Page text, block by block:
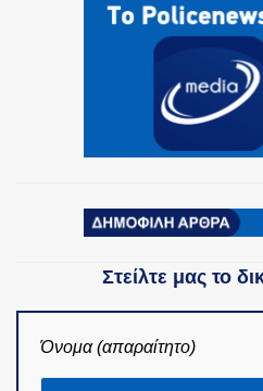
Στείλτε μας το
Όνομα (απαραίτητο)